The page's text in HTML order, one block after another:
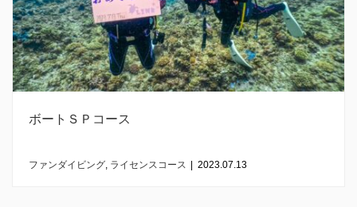
ボートＳＰコース
ファンダイビング ライセンスコース | 2023.07.13